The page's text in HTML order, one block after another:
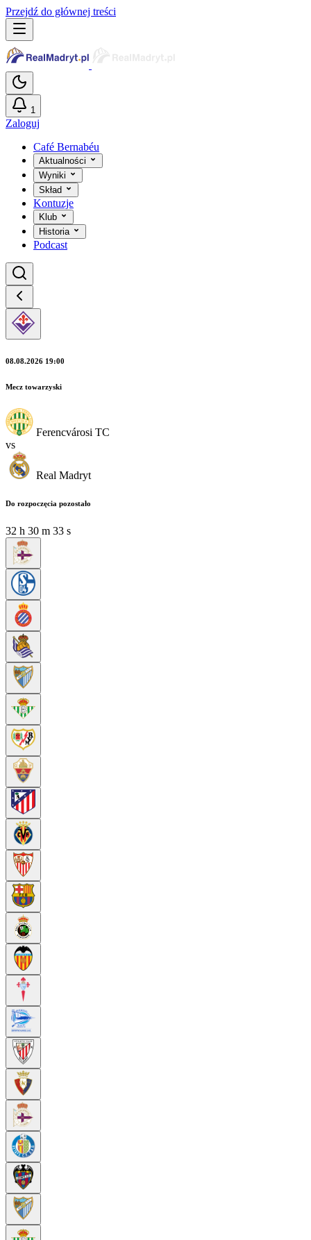
Przejdź do głównej treści
1
Zaloguj
Café Bernabéu
Aktualności
Wyniki
Skład
Kontuzje
Klub
Historia
Podcast
08.08.2026 19:00
Mecz towarzyski
Ferencvárosi TC
vs
Real Madryt
Do rozpoczęcia pozostało
32 h 30 m 32 s